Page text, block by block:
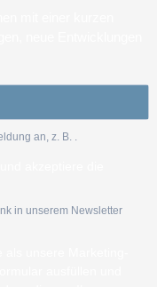
an, z. B. .
in unserem Newsletter